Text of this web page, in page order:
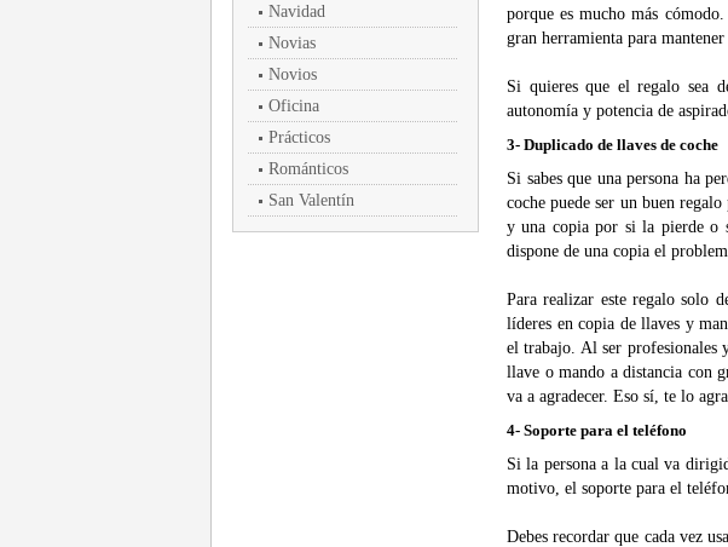
Navidad
Novias
Novios
Oficina
Prácticos
Románticos
San Valentín
porque es mucho más
gran herramienta para
Si quieres que el regalo sea
autonomía y potencia de
3- Duplicado de llaves de coche
Si sabes que una persona ha
coche puede ser un buen
y una copia por si la pierde o
dispone de una copia el
Para realizar este regalo solo
líderes en copia de llaves y
el trabajo. Al ser profesionales
llave o mando a distancia con
va a agradecer. Eso sí, te lo
4- Soporte para el teléfono
Si la persona a la cual va
motivo, el soporte para el
Debes recordar que cada vez